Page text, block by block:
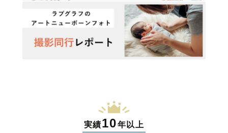
実績10年以上